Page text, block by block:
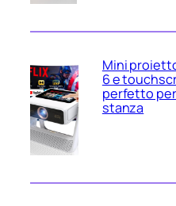
Mini
6 e
perfetto
stanza